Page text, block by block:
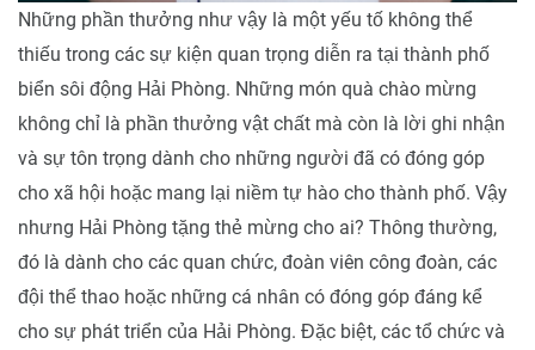
Những phần thưởng như vậy là một yếu tố không thể
thiếu trong các sự kiện quan trọng diễn ra tại thành phố
biển sôi động Hải Phòng. Những món quà chào mừng
không chỉ là phần thưởng vật chất mà còn là lời ghi nhận
và sự tôn trọng dành cho những người đã có đóng góp
cho xã hội hoặc mang lại niềm tự hào cho thành phố. Vậy
nhưng Hải Phòng tặng thẻ mừng cho ai? Thông thường,
đó là dành cho các quan chức, đoàn viên công đoàn, các
đội thể thao hoặc những cá nhân có đóng góp đáng kể
cho sự phát triển của Hải Phòng. Đặc biệt, các tổ chức và